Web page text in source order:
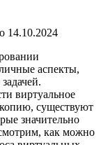
14.10.2024
аспекты,
виртуальное
копию, существуют
значительно
как можно